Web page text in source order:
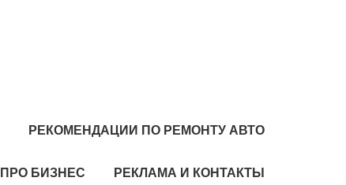
РЕКОМЕНДАЦИИ ПО РЕМОНТУ АВТО
ПРО БИЗНЕС РЕКЛАМА И КОНТАКТЫ